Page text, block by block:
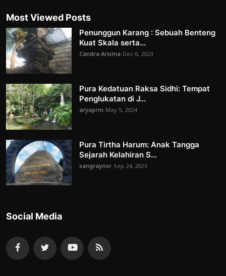
Most Viewed Posts
Penunggun Karang : Sebuah Benteng
Kuat Skala serta...
Candra Arisma Dec 6, 2023
Pura Kedatuan Raksa Sidhi: Tempat
Penglukatan di J...
aryaprm May 5, 2024
Pura Tirtha Harum: Anak Tangga
Sejarah Kelahiran S...
sangraynor Sep 24, 2023
Social Media